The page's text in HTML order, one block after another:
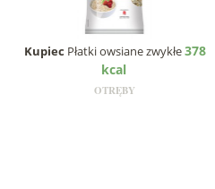
Kupiec Płatki owsiane zwykłe378
kcal
OTRĘBY